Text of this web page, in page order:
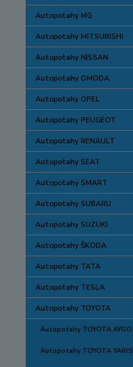
Autopotahy MG
Autopotahy MITSUBISHI
Autopotahy NISSAN
Autopotahy OMODA
Autopotahy OPEL
Autopotahy PEUGEOT
Autopotahy RENAULT
Autopotahy SEAT
Autopotahy SMART
Autopotahy SUBARU
Autopotahy SUZUKI
Autopotahy ŠKODA
Autopotahy TATA
Autopotahy TESLA
Autopotahy TOYOTA
Autopotahy TOYOTA AYGO
Autopotahy TOYOTA YARIS